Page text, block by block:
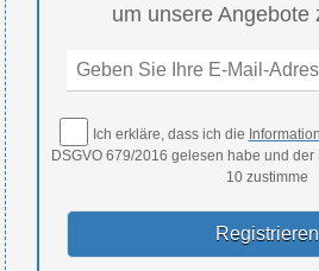
um unsere Angebote
Ich erkläre, dass ich die
DSGVO 679/2016 gelesen habe und
10 zustimme